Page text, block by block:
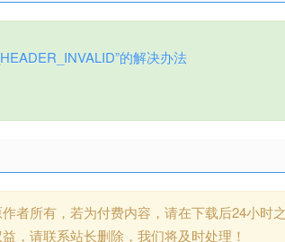
的解决办法
者所有，若为付费内容，请在下载后24小
，请联系站长删除，我们将及时处理！